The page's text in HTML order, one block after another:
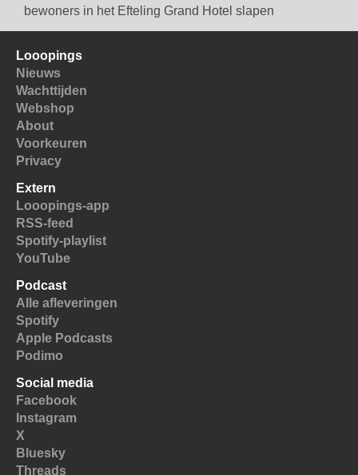
bewoners in het Efteling Grand Hotel slapen
Looopings
Nieuws
Wachttijden
Webshop
About
Voorkeuren
Privacy
Extern
Looopings-app
RSS-feed
Spotify-playlist
YouTube
Podcast
Alle afleveringen
Spotify
Apple Podcasts
Podimo
Social media
Facebook
Instagram
X
Bluesky
Threads